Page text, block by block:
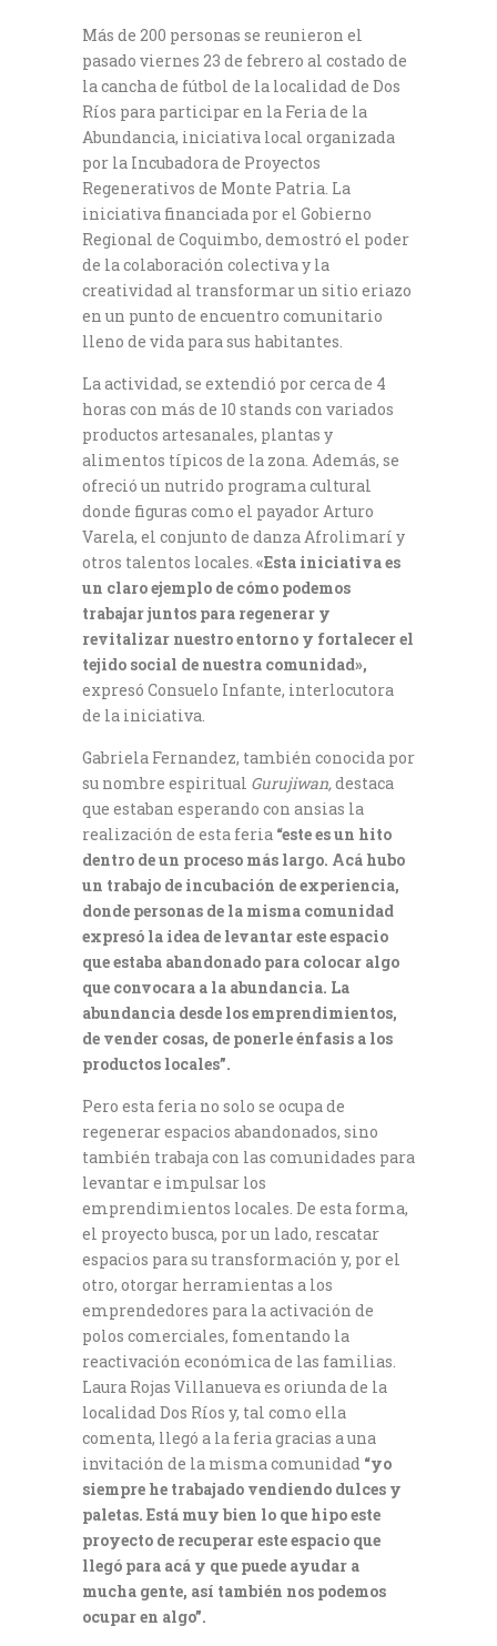
Más de 200 personas se reunieron el
pasado viernes 23 de febrero al costado de
la cancha de fútbol de la localidad de Dos
Ríos para participar en la Feria de la
Abundancia, iniciativa local organizada
por la Incubadora de Proyectos
Regenerativos de Monte Patria. La
iniciativa financiada por el Gobierno
Regional de Coquimbo, demostró el poder
de la colaboración colectiva y la
creatividad al transformar un sitio eriazo
en un punto de encuentro comunitario
lleno de vida para sus habitantes.
La actividad, se extendió por cerca de 4
horas con más de 10 stands con variados
productos artesanales, plantas y
alimentos típicos de la zona. Además, se
ofreció un nutrido programa cultural
donde figuras como el payador Arturo
Varela, el conjunto de danza Afrolimarí y
otros talentos locales. «Esta iniciativa es
un claro ejemplo de cómo podemos
trabajar juntos para regenerar y
revitalizar nuestro entorno y fortalecer el
tejido social de nuestra comunidad»,
expresó Consuelo Infante, interlocutora
de la iniciativa.
Gabriela Fernandez, también conocida por
su nombre espiritual Gurujiwan,destaca
que estaban esperando con ansias la
realización de esta feria “este es un hito
dentro de un proceso más largo. Acá hubo
un trabajo de incubación de experiencia,
donde personas de la misma comunidad
expresó la idea de levantar este espacio
que estaba abandonado para colocar algo
que convocara a la abundancia. La
abundancia desde los emprendimientos,
de vender cosas, de ponerle énfasis a los
productos locales”.
Pero esta feria no solo se ocupa de
regenerar espacios abandonados, sino
también trabaja con las comunidades para
levantar e impulsar los
emprendimientos locales. De esta forma,
el proyecto busca, por un lado, rescatar
espacios para su transformación y, por el
otro, otorgar herramientas a los
emprendedores para la activación de
polos comerciales, fomentando la
reactivación económica de las familias.
Laura Rojas Villanueva es oriunda de la
localidad Dos Ríos y, tal como ella
comenta, llegó a la feria gracias a una
invitación de la misma comunidad “yo
siempre he trabajado vendiendo dulces y
paletas. Está muy bien lo que hipo este
proyecto de recuperar este espacio que
llegó para acá y que puede ayudar a
mucha gente, así también nos podemos
ocupar en algo”.